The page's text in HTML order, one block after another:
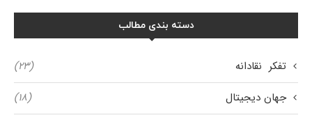
دسته بندی مطالب
تفکر نقادانه
(۲۳)
جهان دیجیتال
(۱۸)